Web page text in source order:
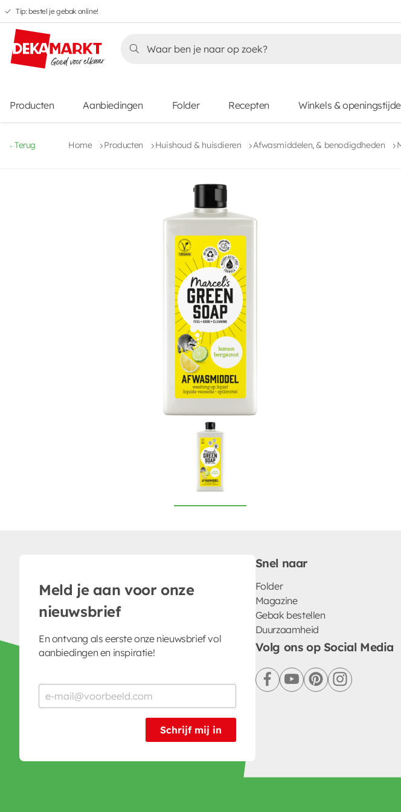
Overslaan
naar
hoofdnavigatie
Overslaan
naar
hoofdinhoud
Overslaan
naar
voettekstinhoud
Overslaan
naar
aanbiedingen
Tip: bestel je gebak online!
Producten Aanbiedingen Folder Recepten Winkels &
Terug Home Producten Huishoud & huisdieren Afwasmiddelen, & benodigdheden
Meld je aan voor onze
nieuwsbrief
En ontvang als eerste onze nieuwsbrief vol
aanbiedingen en inspiratie!
Schrijf mij in
Snel naar
Folder
Magazine
Gebak bestellen
Duurzaamheid
Volg ons op Social Media
facebookyoutubepinterestinstagram